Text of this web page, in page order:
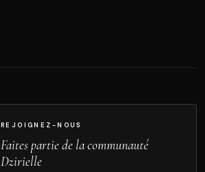
REJOIGNEZ-NOUS
Faites partie de la communauté
Dzirielle